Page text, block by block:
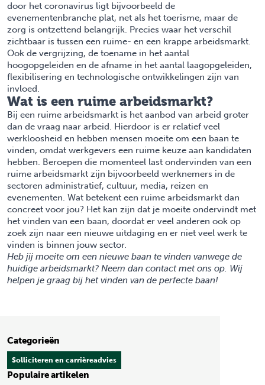
door het coronavirus ligt bijvoorbeeld de
evenementenbranche plat, net als het toerisme, maar de
zorg is ontzettend belangrijk. Precies waar het verschil
zichtbaar is tussen een ruime- en een krappe arbeidsmarkt.
Ook de vergrijzing, de toename in het aantal
hoogopgeleiden en de afname in het aantal laagopgeleiden,
flexibilisering en technologische ontwikkelingen zijn van
invloed.
Wat is een ruime arbeidsmarkt?
Bij een ruime arbeidsmarkt is het aanbod van arbeid groter
dan de vraag naar arbeid. Hierdoor is er relatief veel
werkloosheid en hebben mensen moeite om een baan te
vinden, omdat werkgevers een ruime keuze aan kandidaten
hebben. Beroepen die momenteel last ondervinden van een
ruime arbeidsmarkt zijn bijvoorbeeld werknemers in de
sectoren administratief, cultuur, media, reizen en
evenementen. Wat betekent een ruime arbeidsmarkt dan
concreet voor jou? Het kan zijn dat je moeite ondervindt met
het vinden van een baan, doordat er veel anderen ook op
zoek zijn naar een nieuwe uitdaging en er niet veel werk te
vinden is binnen jouw sector.
Heb jij moeite om een nieuwe baan te vinden vanwege de
huidige arbeidsmarkt? Neem dan contact met ons op. Wij
helpen je graag bij het vinden van de perfecte baan!
Categorieën
Solliciteren en carrièreadvies
Populaire artikelen